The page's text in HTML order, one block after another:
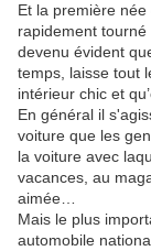
Et la première
rapidement tourné
devenu évident
temps, laisse tout
intérieur chic et
En général il
voiture que les
la voiture avec
vacances, au
aimée…
Mais le plus
automobile